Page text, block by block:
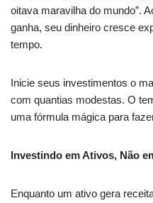
oitava maravilha do mundo”.
ganha, seu dinheiro cresce
tempo.
Inicie seus investimentos o
com quantias modestas. O
uma fórmula mágica para
Investindo em Ativos, Não
Enquanto um ativo gera